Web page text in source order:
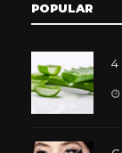
POPULAR
4